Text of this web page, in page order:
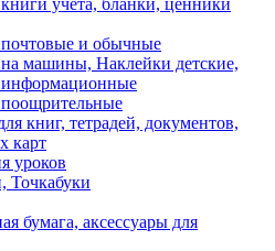
учёта, бланки, ценники
и обычные
машины, Наклейки детские,
книг, тетрадей, документов,
карт
уроков
Точкабуки
бумага, аксессуары для